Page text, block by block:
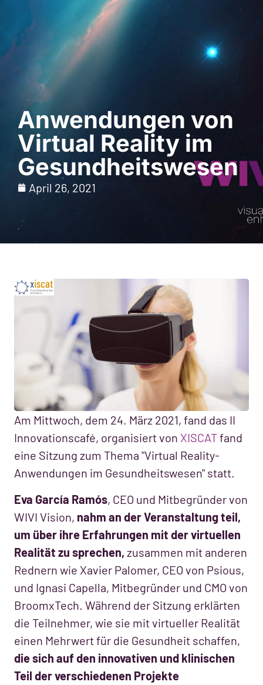
Demo anfordern
Anwendungen von
Virtual Reality im
Gesundheitswesen
April 26, 2021
Am Mittwoch, dem 24. März 2021, fand das II
Innovationscafé, organisiert von XISCATfand
eine Sitzung zum Thema "Virtual Reality-
Anwendungen im Gesundheitswesen" statt.
Eva García Ramós, CEO und Mitbegründer von
WIVI Vision, nahm an der Veranstaltung teil,
um über ihre Erfahrungen mit der virtuellen
Realität zu sprechen, zusammen mit anderen
Rednern wie Xavier Palomer, CEO von Psious,
und Ignasi Capella, Mitbegründer und CMO von
BroomxTech. Während der Sitzung erklärten
die Teilnehmer, wie sie mit virtueller Realität
einen Mehrwert für die Gesundheit schaffen,
die sich auf den innovativen und klinischen
Teil der verschiedenen Projekte